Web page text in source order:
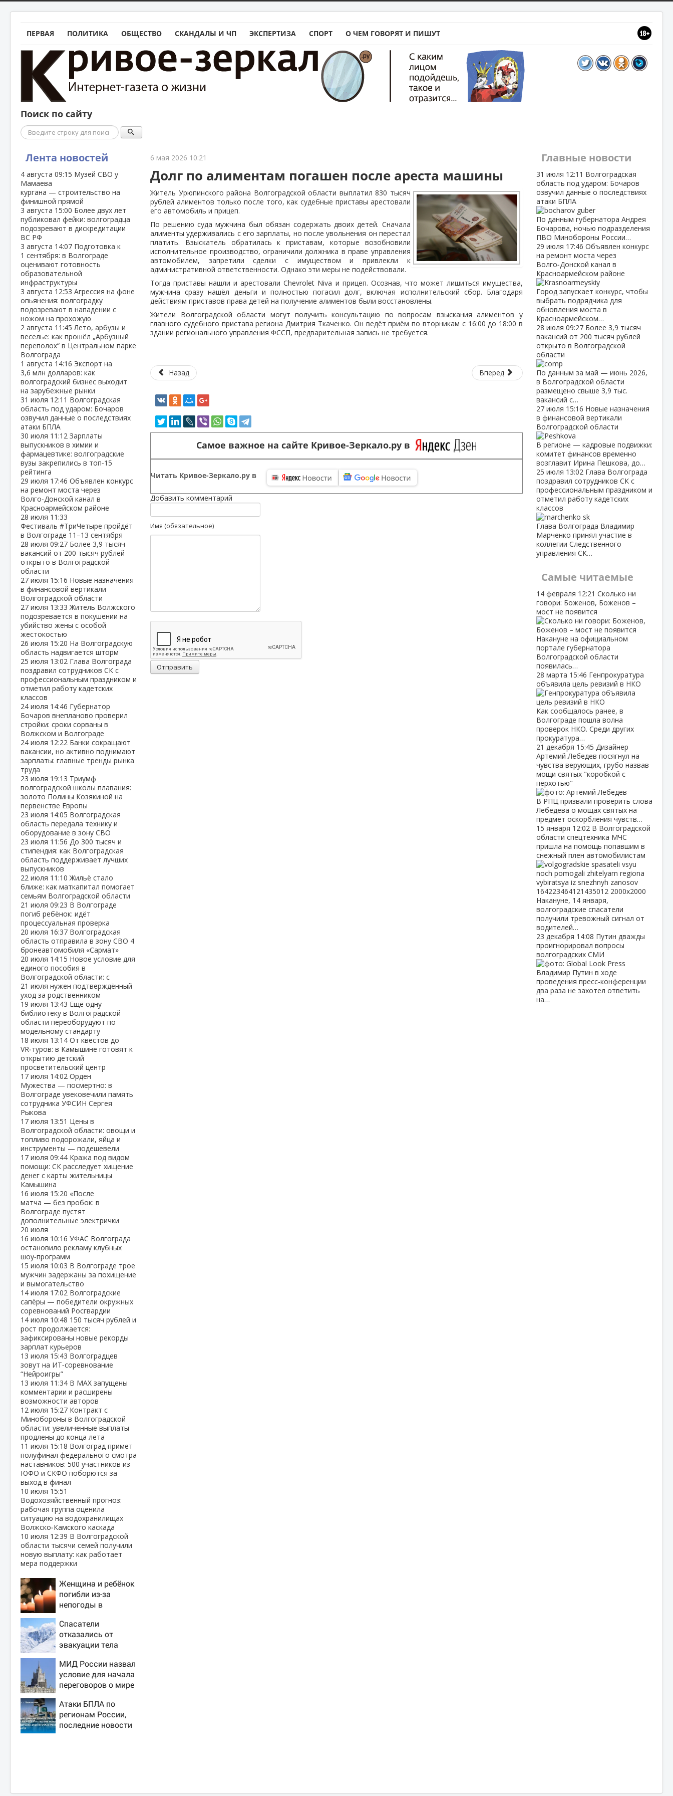
ПЕРВАЯ ПОЛИТИКА ОБЩЕСТВО СКАНДАЛЫ И ЧП ЭКСПЕРТИЗА СПОРТ О ЧЕМ ГОВОРЯТ И ПИШУТ
Поиск по сайту
Поиск
Лента новостей
4 августа 09:15 Музей СВО у
Мамаева
кургана — строительство на
финишной прямой
3 августа 15:00 Более двух лет
публиковал фейки: волгоградца
подозревают в дискредитации
ВС РФ
3 августа 14:07 Подготовка к
1 сентября: в Волгограде
оценивают готовность
образовательной
инфраструктуры
3 августа 12:53 Агрессия на фоне
опьянения: волгоградку
подозревают в нападении с
ножом на прохожую
2 августа 11:45Лето, арбузы и
веселье: как прошёл „Арбузный
переполох“ в Центральном парке
Волгограда
1 августа 14:16 Экспорт на
3,6 млн долларов: как
волгоградский бизнес выходит
на зарубежные рынки
31 июля 12:11 Волгоградская
область под ударом: Бочаров
озвучил данные о последствиях
атаки БПЛА
30 июля 11:12 Зарплаты
выпускников в химии и
фармацевтике: волгоградские
вузы закрепились в топ‑15
рейтинга
29 июля 17:46 Объявлен конкурс
на ремонт моста через
Волго‑Донской канал в
Красноармейском районе
28 июля 11:33
Фестиваль #ТриЧетыре пройдёт
в Волгограде 11–13 сентября
28 июля 09:27 Более 3,9 тысяч
вакансий от 200 тысяч рублей
открыто в Волгоградской
области
27 июля 15:16 Новые назначения
в финансовой вертикали
Волгоградской области
27 июля 13:33Житель Волжского
подозревается в покушении на
убийство жены с особой
жестокостью
26 июля 15:20 На Волгоградскую
область надвигается шторм
25 июля 13:02 Глава Волгограда
поздравил сотрудников СК с
профессиональным праздником и
отметил работу кадетских
классов
24 июля 14:46 Губернатор
Бочаров внепланово проверил
стройки: сроки сорваны в
Волжском и Волгограде
24 июля 12:22 Банки сокращают
вакансии, но активно поднимают
зарплаты: главные тренды рынка
труда
23 июля 19:13 Триумф
волгоградской школы плавания:
золото Полины Козякиной на
первенстве Европы
23 июля 14:05 Волгоградская
область передала технику и
оборудование в зону СВО
23 июля 11:56 До 300 тысяч и
стипендия: как Волгоградская
область поддерживает лучших
выпускников
22 июля 11:10Жильё стало
ближе: как маткапитал помогает
семьям Волгоградской области
21 июля 09:23 В Волгограде
погиб ребёнок: идёт
процессуальная проверка
20 июля 16:37 Волгоградская
область отправила в зону СВО 4
бронеавтомобиля «Сармат»
20 июля 14:15 Новое условие для
единого пособия в
Волгоградской области: с
21 июля нужен подтверждённый
уход за родственником
19 июля 13:43 Ещё одну
библиотеку в Волгоградской
области переоборудуют по
модельному стандарту
18 июля 13:14 От квестов до
VR‑туров: в Камышине готовят к
открытию детский
просветительский центр
17 июля 14:02 Орден
Мужества — посмертно: в
Волгограде увековечили память
сотрудника УФСИН Сергея
Рыкова
17 июля 13:51 Цены в
Волгоградской области: овощи и
топливо подорожали, яйца и
инструменты — подешевели
17 июля 09:44 Кража под видом
помощи: СК расследует хищение
денег с карты жительницы
Камышина
16 июля 15:20 «После
матча — без пробок: в
Волгограде пустят
дополнительные электрички
20 июля
16 июля 10:16 УФАС Волгограда
остановило рекламу клубных
шоу‑программ
15 июля 10:03 В Волгограде трое
мужчин задержаны за похищение
и вымогательство
14 июля 17:02 Волгоградские
сапёры — победители окружных
соревнований Росгвардии
14 июля 10:48 150 тысяч рублей и
рост продолжается:
зафиксированы новые рекорды
зарплат курьеров
13 июля 15:43 Волгоградцев
зовут на ИТ‑соревнование
“Нейроигры”
13 июля 11:34 В МАХ запущены
комментарии и расширены
возможности авторов
12 июля 15:27 Контракт с
Минобороны в Волгоградской
области: увеличенные выплаты
продлены до конца лета
11 июля 15:18 Волгоград примет
полуфинал федерального смотра
наставников: 500 участников из
ЮФО и СКФО поборются за
выход в финал
10 июля 15:51
Водохозяйственный прогноз:
рабочая группа оценила
ситуацию на водохранилищах
Волжско‑Камского каскада
10 июля 12:39 В Волгоградской
области тысячи семей получили
новую выплату: как работает
мера поддержки
Женщина и ребёнок
погибли из-за
непогоды в
Спасатели
отказались от
эвакуации тела
Наговицыной с
семитысячника
МИД России назвал
условие для начала
переговоров о мире
Атаки БПЛА по
регионам России,
последние новости
6 мая 2026 10:21
Долг по алиментам погашен после ареста машины
Житель Урюпинского района Волгоградской области выплатил 830 тысяч
рублей алиментов только после того, как судебные приставы арестовали
его автомобиль и прицеп.
По решению суда мужчина был обязан содержать двоих детей. Сначала
алименты удерживались с его зарплаты, но после увольнения он перестал
платить. Взыскатель обратилась к приставам, которые возобновили
исполнительное производство, ограничили должника в праве управления
автомобилем, запретили сделки с имуществом и привлекли к
административной ответственности. Однако эти меры не подействовали.
Тогда приставы нашли и арестовали Chevrolet Niva и прицеп. Осознав, что может лишиться имущества,
мужчина сразу нашёл деньги и полностью погасил долг, включая исполнительский сбор. Благодаря
действиям приставов права детей на получение алиментов были восстановлены.
Жители Волгоградской области могут получить консультацию по вопросам взыскания алиментов у
главного судебного пристава региона Дмитрия Ткаченко. Он ведёт приём по вторникам с 16:00 до 18:00 в
здании регионального управления ФССП, предварительная запись не требуется.
Назад Вперед
Самое важное на сайте Кривое-Зеркало.ру в
Читать Кривое-Зеркало.ру в
Добавить комментарий
Имя (обязательное)
Отправить
Главные новости
31 июля 12:11 Волгоградская
область под ударом: Бочаров
озвучил данные о последствиях
атаки БПЛА
По данным губернатора Андрея
Бочарова, ночью подразделения
ПВО Минобороны России…
29 июля 17:46 Объявлен конкурс
на ремонт моста через
Волго‑Донской канал в
Красноармейском районе
Город запускает конкурс, чтобы
выбрать подрядчика для
обновления моста в
Красноармейском…
28 июля 09:27 Более 3,9 тысяч
вакансий от 200 тысяч рублей
открыто в Волгоградской
области
По данным за май — июнь 2026,
в Волгоградской области
размещено свыше 3,9 тыс.
вакансий с…
27 июля 15:16 Новые назначения
в финансовой вертикали
Волгоградской области
В регионе — кадровые подвижки:
комитет финансов временно
возглавит Ирина Пешкова, до…
25 июля 13:02 Глава Волгограда
поздравил сотрудников СК с
профессиональным праздником и
отметил работу кадетских
классов
Глава Волгограда Владимир
Марченко принял участие в
коллегии Следственного
управления СК…
Самые читаемые
14 февраля 12:21 Сколько ни
говори: Боженов, Боженов –
мост не появится
Накануне на официальном
портале губернатора
Волгоградской области
появилась…
28 марта 15:46 Генпрокуратура
объявила цель ревизий в НКО
Как сообщалось ранее, в
Волгограде пошла волна
проверок НКО. Среди других
прокуратура…
21 декабря 15:45 Дизайнер
Артемий Лебедев посягнул на
чувства верующих, грубо назвав
мощи святых "коробкой с
перхотью"
В РПЦ призвали проверить слова
Лебедева о мощах святых на
предмет оскорбления чувств…
15 января 12:02 В Волгоградской
области спецтехника МЧС
пришла на помощь попавшим в
снежный плен автомобилистам
Накануне, 14 января,
волгоградские спасатели
получили тревожный сигнал от
водителей…
23 декабря 14:08 Путин дважды
проигнорировал вопросы
волгоградских СМИ
Владимир Путин в ходе
проведения пресс-конференции
два раза не захотел ответить
на…